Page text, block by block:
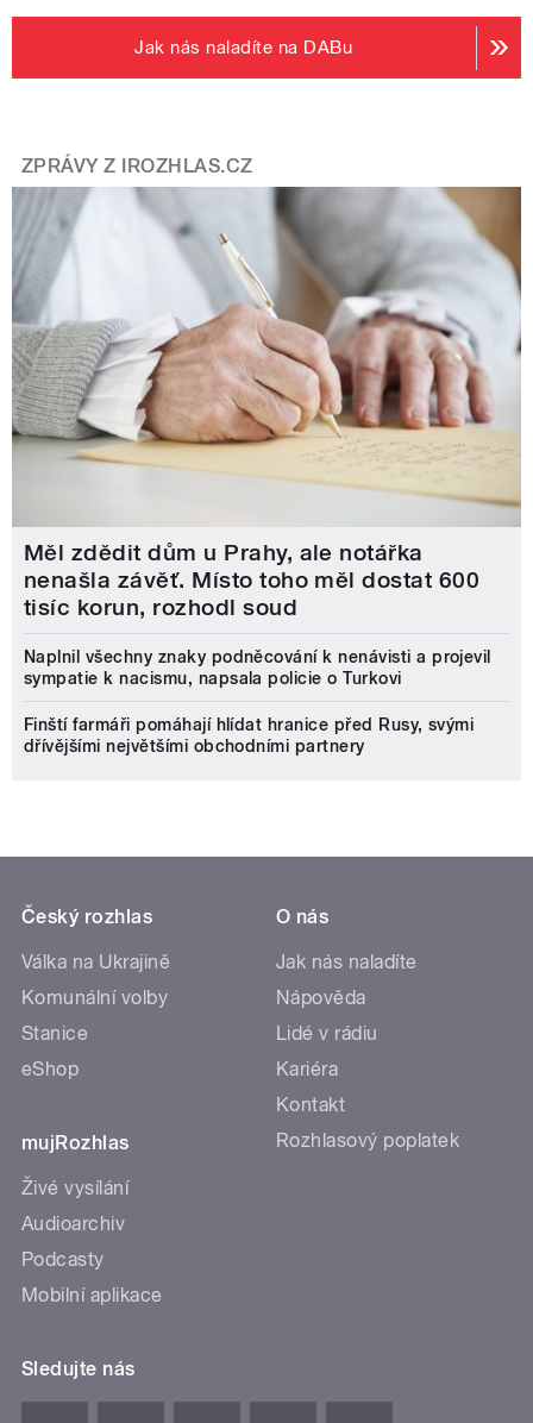
Jak nás naladíte na DABu
ZPRÁVY Z IROZHLAS.CZ
Měl zdědit dům u Prahy, ale notářka
nenašla závěť. Místo toho měl dostat 600
tisíc korun, rozhodl soud
Naplnil všechny znaky podněcování k nenávisti a projevil
sympatie k nacismu, napsala policie o Turkovi
Finští farmáři pomáhají hlídat hranice před Rusy, svými
dřívějšími největšími obchodními partnery
Český rozhlas
Válka na Ukrajině
Komunální volby
Stanice
eShop
mujRozhlas
Živé vysílání
Audioarchiv
Podcasty
Mobilní aplikace
O nás
Jak nás naladíte
Nápověda
Lidé v rádiu
Kariéra
Kontakt
Rozhlasový poplatek
Sledujte nás